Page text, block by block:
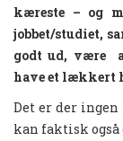
kæreste – og
jobbet/studiet,
godt ud, være
have et lækkert
Det er der
kan faktisk også